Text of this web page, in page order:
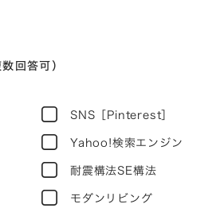
回答可）
SNS［Pinterest］
Yahoo!検索エンジン
耐震構法SE構法
モダンリビング